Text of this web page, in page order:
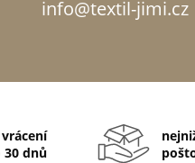
info@textil-jimi.cz
vrácení
30 dnů